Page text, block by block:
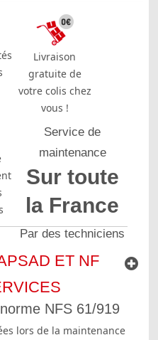
Livraison
gratuite de
votre colis chez
vous !
Service de
maintenance
Sur toute
la France
Par des techniciens
ET NF
NFS 61/919
lors de la maintenance